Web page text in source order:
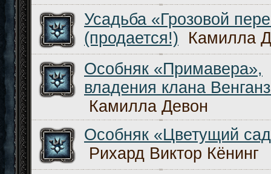
Усадьба «Грозовой
(продается!)
Камилла
Особняк «Примавера»,
владения клана
Камилла Девон
Особняк «Цветущий
Рихард Виктор Кёнинг